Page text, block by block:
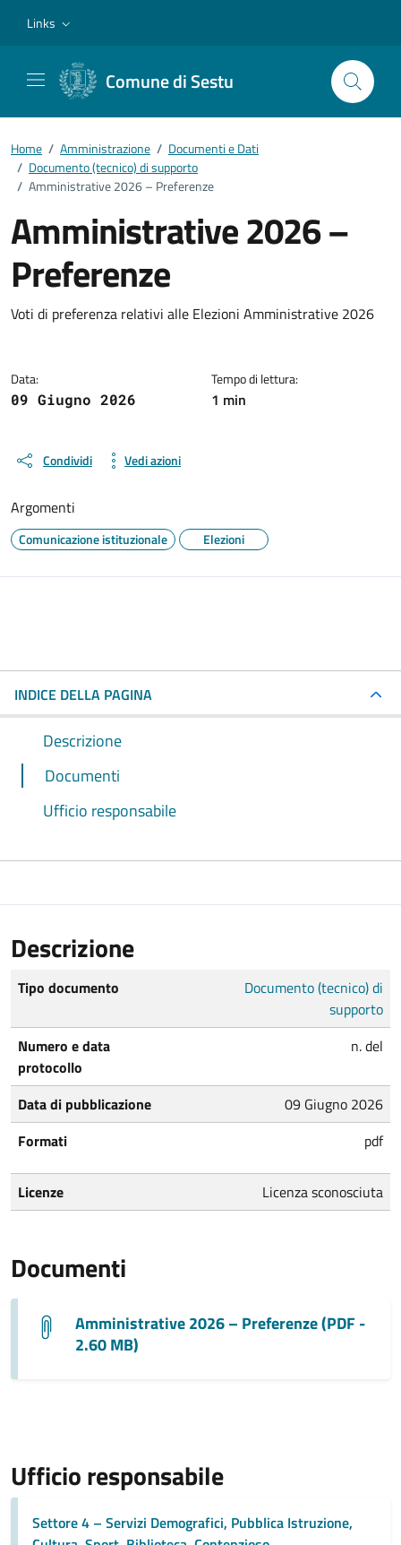
Links
Comune di Sestu
Home / Amministrazione / Documenti e Dati
/ Documento (tecnico) di supporto
/ Amministrative 2026 – Preferenze
Amministrative 2026 –
Preferenze
Dettagli del documento
Voti di preferenza relativi alle Elezioni Amministrative 2026
Data:
09 Giugno 2026
Tempo di lettura:
1 min
Condividi Vedi azioni
Argomenti
Comunicazione istituzionale Elezioni
INDICE DELLA PAGINA
Descrizione
Documenti
Ufficio responsabile
Descrizione
Tipo documento
Documento (tecnico) di
supporto
Numero e data
protocollo
n. del
Data di pubblicazione
09 Giugno 2026
Formati
pdf
Licenze Licenza sconosciuta
Documenti
Amministrative 2026 – Preferenze (PDF -
2.60 MB)
Ufficio responsabile
Settore 4 – Servizi Demografici, Pubblica Istruzione,